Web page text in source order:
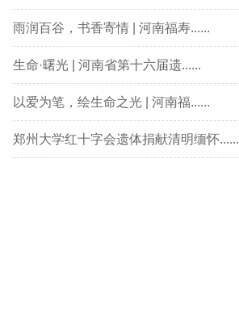
雨润百谷，书香寄情 | 河南福寿......
生命·曙光 | 河南省第十六届遗......
以爱为笔，绘生命之光 | 河南福......
郑州大学红十字会遗体捐献清明缅怀......